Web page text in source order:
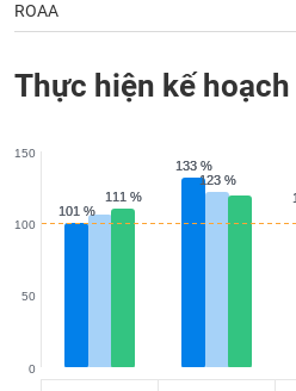
ROAA
Thực hiện kế hoạch
101 %
101 %
133 %
133 %
123 %
123 %
111 %
111 %
0
50
100
150